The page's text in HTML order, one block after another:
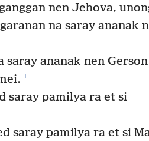
nen Jehova,
na saray ananak
saray ananak nen Gerson
+
saray pamilya ra et si
saray pamilya ra et si